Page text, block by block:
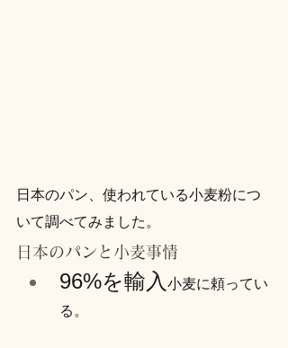
日本のパン、使われている小麦粉につ
いて調べてみました。
日本のパンと小麦事情
96%を輸入 小麦に頼ってい
る。